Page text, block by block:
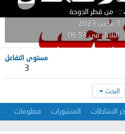
::
· من قطر الدوحة
5 مارس 2023
الثلاثاء في 06:53
مستوى التفاعل
3
البحث
النشاطات المنشورات معلومات